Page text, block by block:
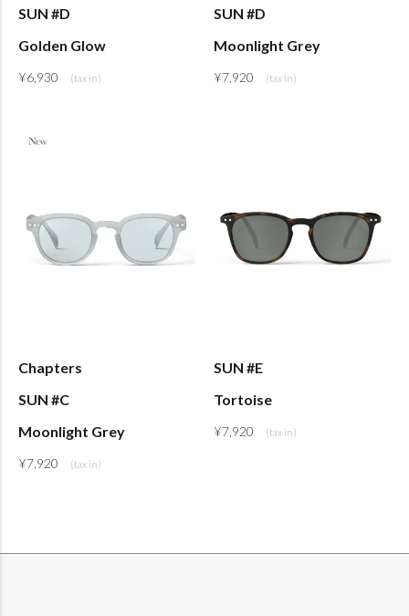
SUN #D
Golden Glow
¥6,930
SUN #D
Moonlight Grey
¥7,920
Chapters
SUN #C
Moonlight Grey
¥7,920
SUN #E
Tortoise
¥7,920